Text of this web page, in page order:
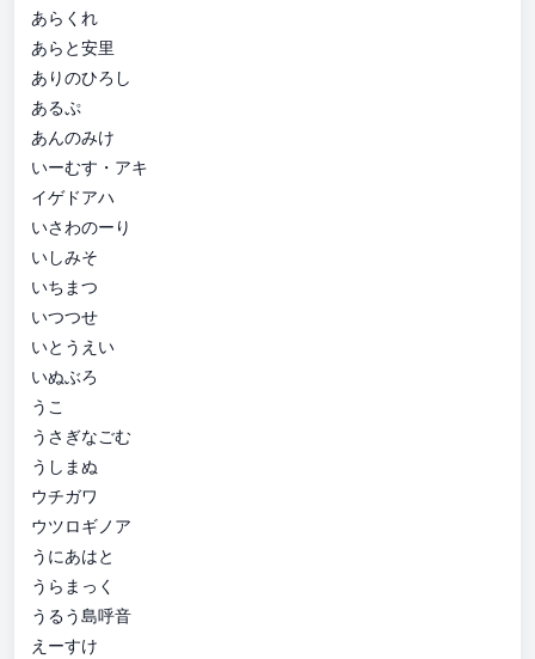
あらくれ
あらと安里
ありのひろし
あるぷ
あんのみけ
いーむす・アキ
イゲドアハ
いさわのーり
いしみそ
いちまつ
いつつせ
いとうえい
いぬぶろ
うこ
うさぎなごむ
うしまぬ
ウチガワ
ウツロギノア
うにあはと
うらまっく
うるう島呼音
えーすけ